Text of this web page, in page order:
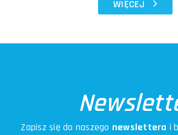
WIĘCEJ
Zapisz się do naszego newslettera i